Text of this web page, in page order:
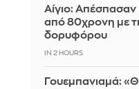
Αίγιο: Απέσπασαν
από 80χρονη με
δορυφόρου
IN 2 HOURS
Γουεμπανιαμά: